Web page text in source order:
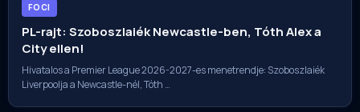
FOCI
PL-rajt: Szoboszlaiék Newcastle-ben, Tóth Alex a
City ellen!
Hivatalos a Premier League 2026-2027-es menetrendje: Szoboszlaiék
Liverpoolja a Newcastle-nél, Tóth …